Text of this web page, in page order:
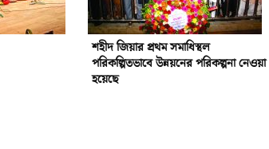
শহীদ জিয়ার প্রথম সমাধিস্থল
পরিকল্পিতভাবে উন্নয়নের পরিকল্পনা নেওয়া
হয়েছে